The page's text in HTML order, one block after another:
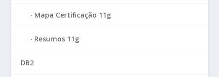
Mapa Certificação 11g
Resumos 11g
DB2